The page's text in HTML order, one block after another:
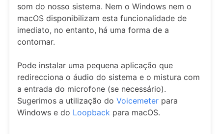
som do nosso sistema. Nem o Windows nem o
macOS disponibilizam esta funcionalidade de
imediato, no entanto, há uma forma de a
contornar.
Pode instalar uma pequena aplicação que
redirecciona o áudio do sistema e o mistura com
a entrada do microfone (se necessário).
Sugerimos a utilização do Voicemeter para
Windows e do Loopback para macOS.